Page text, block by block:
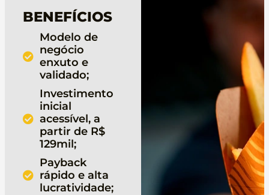
BENEFÍCIOS
Modelo de
negócio
enxuto e
validado;
Investimento
inicial
acessível, a
partir de R$
129mil;
Payback
rápido e alta
lucratividade;